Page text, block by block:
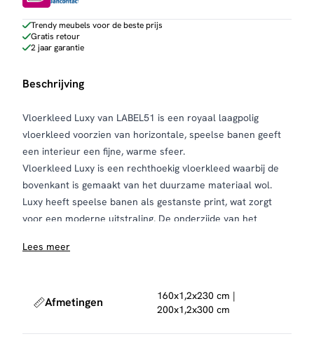
Trendy meubels voor de beste prijs
Gratis retour
2 jaar garantie
Beschrijving
Vloerkleed Luxy van LABEL51 is een royaal laagpolig
vloerkleed voorzien van horizontale, speelse banen geeft
een interieur een fijne, warme sfeer.
Vloerkleed Luxy is een rechthoekig vloerkleed waarbij de
bovenkant is gemaakt van het duurzame materiaal wol.
Luxy heeft speelse banen als gestanste print, wat zorgt
voor een moderne uitstraling. De onderzijde van het
dat het vloerkleed goed op de vloer blijft liggen.
slaapkamer worden geplaatst. Vloerkleed Luxy biedt heel
veel mogelijkheden en kan binnen verschillende
interieurstijlen worden geplaatst. Vloerkleed Luxy is
Lees meer
Afmetingen
160x1,2x230 cm |
200x1,2x300 cm